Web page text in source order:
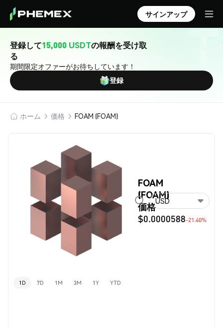
サインアップ
登録して15,000 USDTの報酬を受け取
る
期間限定オファーがお待ちしています！
登録
ホーム 価格 FOAM (FOAM)
FOAM
(FOAM)
価格
$0.0000588-21.40%
USD
1D 7D 1M 3M 1Y YTD